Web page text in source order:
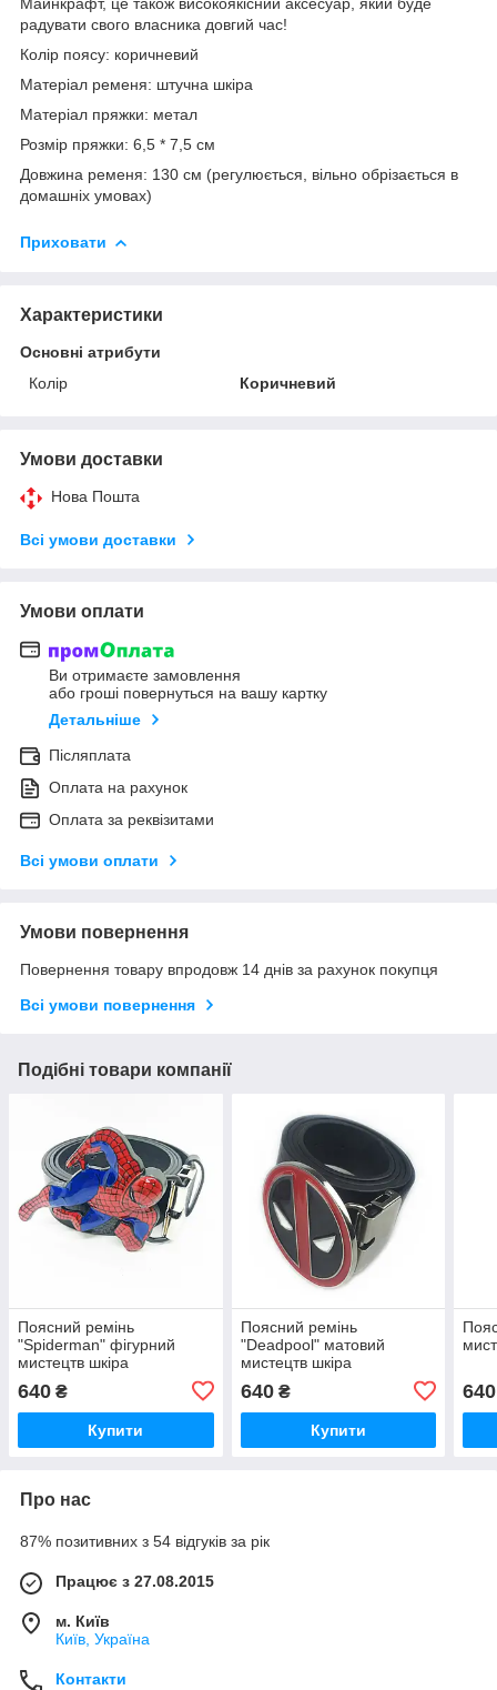
радувати свого власника довгий час!
Колір поясу: коричневий
Матеріал ременя: штучна шкіра
Матеріал пряжки: метал
Розмір пряжки: 6,5 * 7,5 см
Довжина ременя: 130 см (регулюється, вільно обрізається в
домашніх умовах)
Приховати
Характеристики
Основні атрибути
Колір
Коричневий
Умови доставки
Нова Пошта
Всі умови доставки
Умови оплати
Ви отримаєте замовлення
або гроші повернуться на вашу картку
Детальніше
Післяплата
Оплата на рахунок
Оплата за реквізитами
Всі умови оплати
Умови повернення
Повернення товару впродовж 14 днів за рахунок покупця
Всі умови повернення
Подібні товари компанії
Поясний ремінь
"Spiderman" фігурний
мистецтв шкіра
640 ₴
Купити
Поясний ремінь
"Deadpool" матовий
мистецтв шкіра
640₴
Купити
640
Про нас
87% позитивних з 54 відгуків за рік
Працює з 27.08.2015
м. Київ
Київ, Україна
Контакти